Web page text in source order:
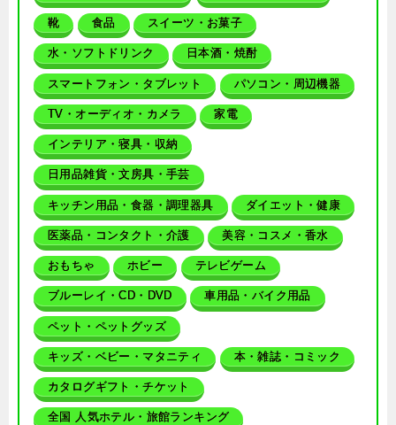
靴 食品 スイーツ・お菓子
水・ソフトドリンク 日本酒・焼酎
スマートフォン・タブレット パソコン・周辺機器
TV・オーディオ・カメラ 家電
インテリア・寝具・収納
日用品雑貨・文房具・手芸
キッチン用品・食器・調理器具 ダイエット・健康
医薬品・コンタクト・介護 美容・コスメ・香水
おもちゃ ホビー テレビゲーム
ブルーレイ・CD・DVD 車用品・バイク用品
ペット・ペットグッズ
キッズ・ベビー・マタニティ 本・雑誌・コミック
カタログギフト・チケット
全国 人気ホテル・旅館ランキング